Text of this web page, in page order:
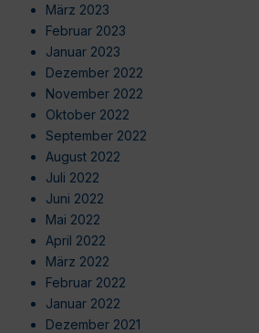
März 2023
Februar 2023
Januar 2023
Dezember 2022
November 2022
Oktober 2022
September 2022
August 2022
Juli 2022
Juni 2022
Mai 2022
April 2022
März 2022
Februar 2022
Januar 2022
Dezember 2021